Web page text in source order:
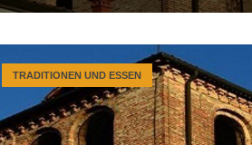
TRADITIONEN UND ESSEN